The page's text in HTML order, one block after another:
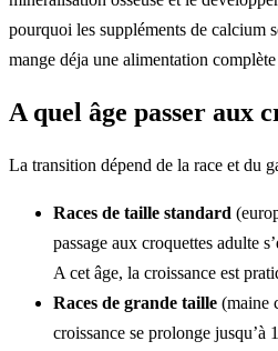
pourquoi les suppléments de calcium
mange déja une alimentation
A quel âge passer aux
La transition dépend de la race et du
Races de taille standard
passage aux croquettes adulte
A cet âge, la croissance est
Races de grande taille (maine
croissance se prolonge